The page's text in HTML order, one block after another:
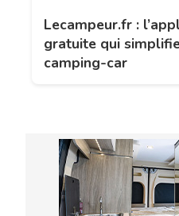
Lecampeur.fr :
gratuite qui
camping-car